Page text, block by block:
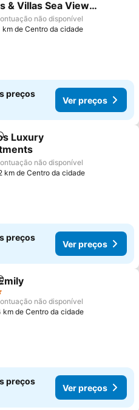
& Villas Sea View
Dassia Corfu
não disponível
km de Centro da cidade
preços
Ver preços
aos favoritos
Luxury
não disponível
km de Centro da cidade
preços
Ver preços
aos favoritos
não disponível
km de Centro da cidade
preços
Ver preços